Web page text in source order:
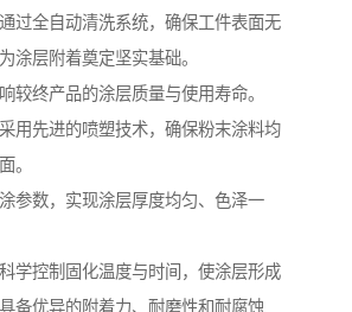
过全自动清洗系统，确保工件表面无
涂层附着奠定坚实基础。
较终产品的涂层质量与使用寿命。
用先进的喷塑技术，确保粉末涂料均
。
参数，实现涂层厚度均匀、色泽一
学控制固化温度与时间，使涂层形成
备优异的附着力、耐磨性和耐腐蚀